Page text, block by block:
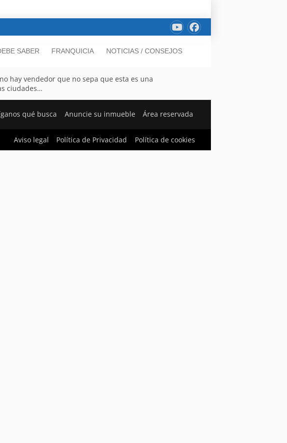
SABER FRANQUICIA NOTICIAS / CONSEJOS
hay vendedor que no sepa que esta es una
ciudades…
qué busca Anuncie su inmueble Área reservada
Aviso legal Política de Privacidad Política de cookies